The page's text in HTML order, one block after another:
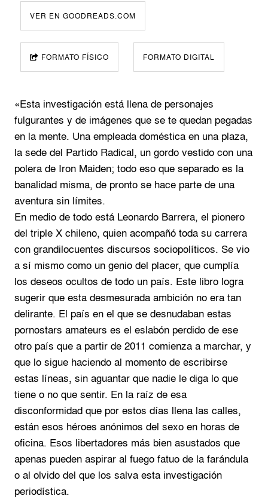
VER EN GOODREADS.COM
FORMATO FÍSICO FORMATO DIGITAL
«Esta investigación está llena de personajes
fulgurantes y de imágenes que se te quedan pegadas
en la mente. Una empleada doméstica en una plaza,
la sede del Partido Radical, un gordo vestido con una
polera de Iron Maiden; todo eso que separado es la
banalidad misma, de pronto se hace parte de una
aventura sin límites.
En medio de todo está Leonardo Barrera, el pionero
del triple X chileno, quien acompañó toda su carrera
con grandilocuentes discursos sociopolíticos. Se vio
a sí mismo como un genio del placer, que cumplía
los deseos ocultos de todo un país. Este libro logra
sugerir que esta desmesurada ambición no era tan
delirante. El país en el que se desnudaban estas
pornostars amateurs es el eslabón perdido de ese
otro país que a partir de 2011 comienza a marchar, y
que lo sigue haciendo al momento de escribirse
estas líneas, sin aguantar que nadie le diga lo que
tiene o no que sentir. En la raíz de esa
disconformidad que por estos días llena las calles,
están esos héroes anónimos del sexo en horas de
oficina. Esos libertadores más bien asustados que
apenas pueden aspirar al fuego fatuo de la farándula
o al olvido del que los salva esta investigación
periodística.